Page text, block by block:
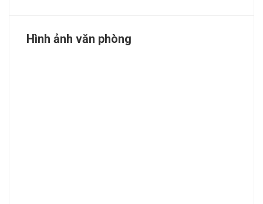
Hình ảnh văn phòng